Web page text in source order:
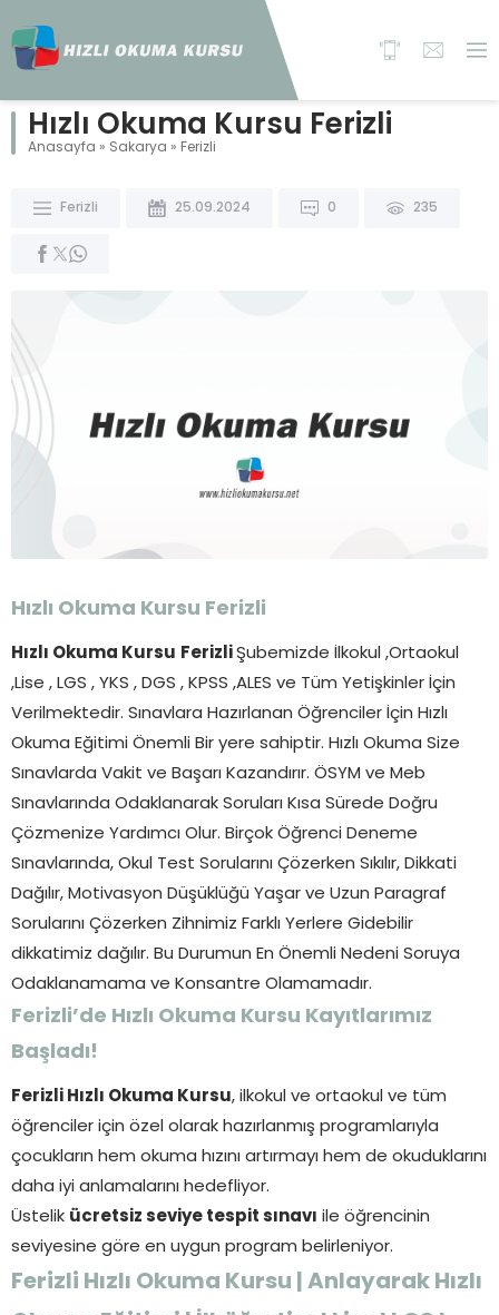
Hızlı Okuma Kursu Ferizli
Anasayfa » Sakarya » Ferizli
Ferizli 25.09.2024 0 235
Hızlı Okuma Kursu Ferizli
Hızlı Okuma Kursu Ferizli Şubemizde İlkokul ,Ortaokul
,Lise , LGS , YKS , DGS , KPSS ,ALES ve Tüm Yetişkinler İçin
Verilmektedir. Sınavlara Hazırlanan Öğrenciler İçin Hızlı
Okuma Eğitimi Önemli Bir yere sahiptir. Hızlı Okuma Size
Sınavlarda Vakit ve Başarı Kazandırır. ÖSYM ve Meb
Sınavlarında Odaklanarak Soruları Kısa Sürede Doğru
Çözmenize Yardımcı Olur. Birçok Öğrenci Deneme
Sınavlarında, Okul Test Sorularını Çözerken Sıkılır, Dikkati
Dağılır, Motivasyon Düşüklüğü Yaşar ve Uzun Paragraf
Sorularını Çözerken Zihnimiz Farklı Yerlere Gidebilir
dikkatimiz dağılır. Bu Durumun En Önemli Nedeni Soruya
Odaklanamama ve Konsantre Olamamadır.
Ferizli’de Hızlı Okuma Kursu Kayıtlarımız
Başladı!
Ferizli Hızlı Okuma Kursu , ilkokul ve ortaokul ve tüm
öğrenciler için özel olarak hazırlanmış programlarıyla
çocukların hem okuma hızını artırmayı hem de okuduklarını
daha iyi anlamalarını hedefliyor.
Üstelik ücretsiz seviye tespit sınavı ile öğrencinin
seviyesine göre en uygun program belirleniyor.
Ferizli Hızlı Okuma Kursu | Anlayarak Hızlı